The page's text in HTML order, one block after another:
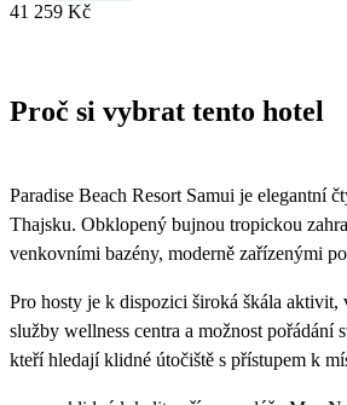
41 259 Kč
Proč si vybrat tento hotel
Paradise Beach Resort Samui je elegantní
Thajsku. Obklopený bujnou tropickou
venkovními bazény, moderně zařízenými
Pro hosty je k dispozici široká škála
služby wellness centra a možnost pořádání
kteří hledají klidné útočiště s přístupem k